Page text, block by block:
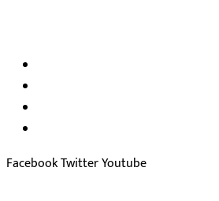
FacebookTwitterYoutube